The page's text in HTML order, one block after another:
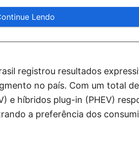
Lendo
registrou resultados
no país. Com um total de
e híbridos plug-in (PHEV)
a preferência dos